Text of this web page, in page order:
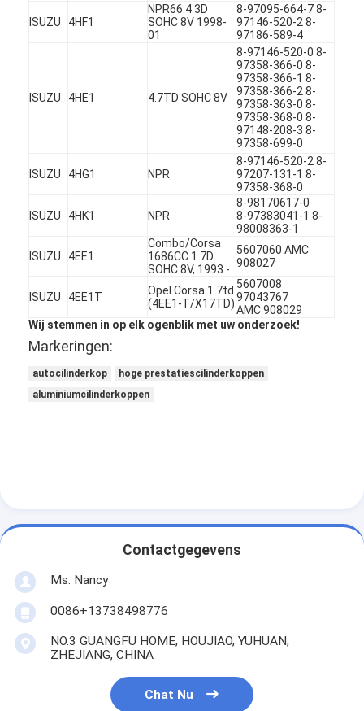
Fabriekstocht
Kwaliteitscontrole
Neem contact met ons op
Chat Nu
het blok van de motorcilinder
Motornokkenas
Motor Koppelstang
Motortuimelaar
Motor van een autokleppen
Cilinderkopreparaties
ISUZU 4HF1
NPR66 4.3D
SOHC 8V 1998-
01
8-97095-664-7 8-
97146-520-2 8-
97186-589-4
ISUZU 4HE1 4.7TD SOHC 8V
8-97146-520-0 8-
97358-366-0 8-
97358-366-1 8-
97358-366-2 8-
97358-363-0 8-
97358-368-0 8-
97148-208-3 8-
97358-699-0
ISUZU 4HG1 NPR
8-97146-520-2 8-
97207-131-1 8-
97358-368-0
ISUZU 4HK1 NPR
8-98170617-0
8-97383041-1 8-
98008363-1
ISUZU 4EE1
Combo/Corsa
1686CC 1.7D
SOHC 8V, 1993 -
5607060 AMC
908027
ISUZU 4EE1T
Opel Corsa 1.7td
(4EE1-T/X17TD)
5607008
97043767
AMC 908029
Wij stemmen in op elk ogenblik met uw onderzoek!
Markeringen:
autocilinderkop
hoge prestatiescilinderkoppen
aluminiumcilinderkoppen
Contactgegevens
Ms. Nancy
0086+13738498776
NO.3 GUANGFU HOME, HOUJIAO, YUHUAN,
ZHEJIANG, CHINA
Chat Nu